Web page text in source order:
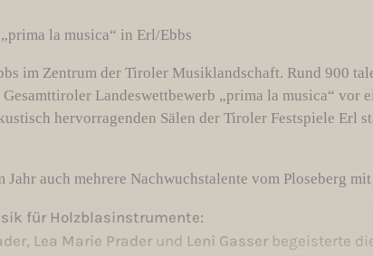
la musica“ in Erl/Ebbs
im Zentrum der Tiroler Musiklandschaft. Rund 900
Gesamttiroler Landeswettbewerb „prima la musica“ vor
hervorragenden Sälen der Tiroler Festspiele Erl
auch mehrere Nachwuchstalente vom Ploseberg
für Holzblasinstrumente:
Lea Marie Prader und Leni Gasser begeisterte